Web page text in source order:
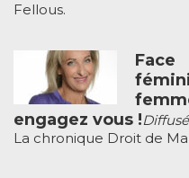
Fellous.
engagez vous !
La chronique Droit de